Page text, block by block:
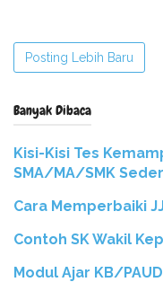
Posting Lebih Baru
Banyak Dibaca
Kisi-Kisi Tes
SMA/MA/SMK
Cara Memperbaiki
Contoh SK Wakil
Modul Ajar KB/